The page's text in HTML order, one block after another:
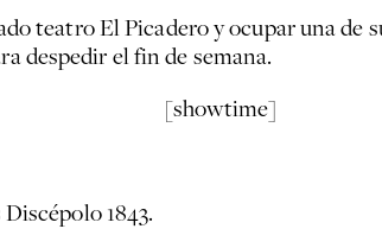
teatro El Picadero y ocupar una de
despedir el fin de semana.
[showtime]
1843.